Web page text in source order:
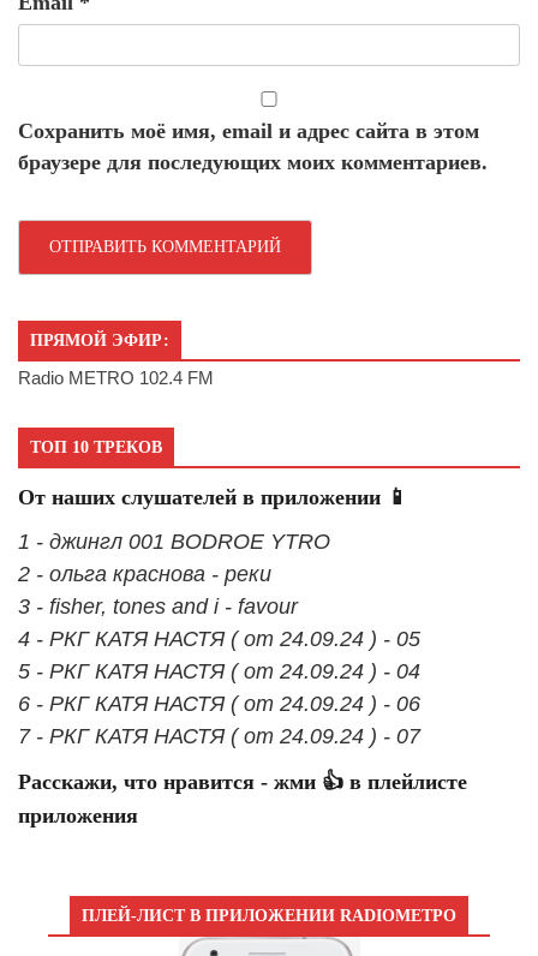
Сохранить моё имя, email и адрес сайта в этом
браузере для последующих моих комментариев.
ПРЯМОЙ ЭФИР:
Radio METRO 102.4 FM
ТОП 10 ТРЕКОВ
От наших слушателей в приложении 📱
1 - джингл 001 BODROE YTRO
2 - ольга краснова - реки
3 - fisher, tones and i - favour
4 - РКГ КАТЯ НАСТЯ ( от 24.09.24 ) - 05
5 - РКГ КАТЯ НАСТЯ ( от 24.09.24 ) - 04
6 - РКГ КАТЯ НАСТЯ ( от 24.09.24 ) - 06
7 - РКГ КАТЯ НАСТЯ ( от 24.09.24 ) - 07
Расскажи, что нравится - жми 👍 в плейлисте
приложения
ПЛЕЙ-ЛИСТ В ПРИЛОЖЕНИИ RADIOМЕТРО